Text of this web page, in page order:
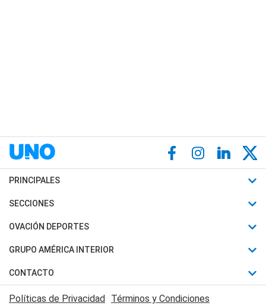
PRINCIPALES
Últimas Noticias
Política
Judiciales
Economia
SECCIONES
Horóscopo
Motores
Trucos caseros
Series y Películas
OVACIÓN DEPORTES
Fútbol
Mundial
Automovilismo
GRUPO AMÉRICA INTERIOR
Canal 7 en Vivo
CONTACTO
Acerca de Nosotros
Políticas de Privacidad Términos y Condiciones